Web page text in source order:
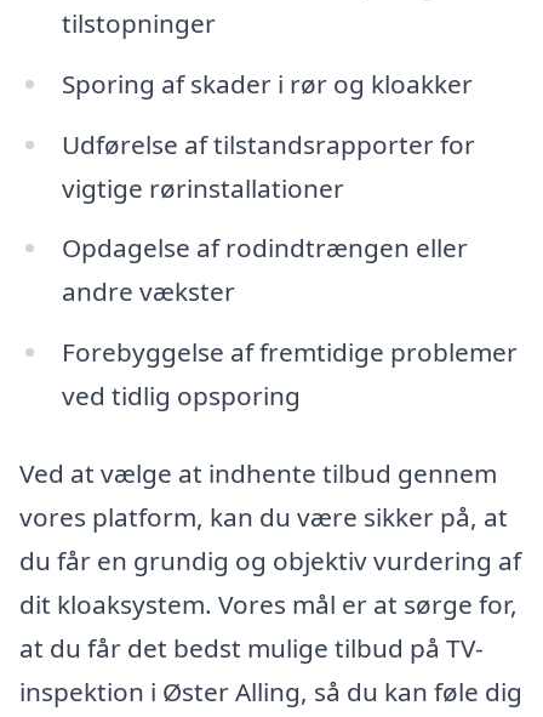
tilstopninger
Sporing af skader i rør og kloakker
Udførelse af tilstandsrapporter for
vigtige rørinstallationer
Opdagelse af rodindtrængen eller
andre vækster
Forebyggelse af fremtidige problemer
ved tidlig opsporing
Ved at vælge at indhente tilbud gennem
vores platform, kan du være sikker på, at
du får en grundig og objektiv vurdering af
dit kloaksystem. Vores mål er at sørge for,
at du får det bedst mulige tilbud på TV-
inspektion i Øster Alling, så du kan føle dig